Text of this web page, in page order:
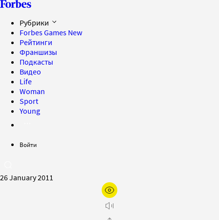
Рубрики
Forbes Games New
Рейтинги
Франшизы
Подкасты
Видео
Life
Woman
Sport
Young
Войти
26 January 2011